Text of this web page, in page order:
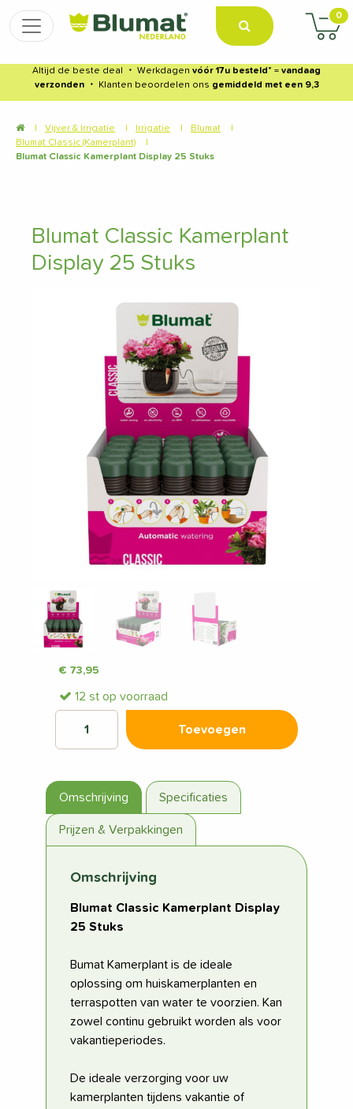
0
Altijd de beste deal ・ Werkdagen vóór 17u besteld* = vandaag
verzonden
・ Klanten beoordelen ons gemiddeld met een 9,3
Vijver & Irrigatie Irrigatie Blumat
Blumat Classic (Kamerplant)
Blumat Classic Kamerplant Display 25 Stuks
Blumat Classic Kamerplant
Display 25 Stuks
€ 73,95
12 st op voorraad
Toevoegen
Omschrijving Specificaties
Prijzen & Verpakkingen
Omschrijving
Blumat Classic Kamerplant Display
25 Stuks
Bumat Kamerplant is de ideale
oplossing om huiskamerplanten en
terraspotten van water te voorzien. Kan
zowel continu gebruikt worden als voor
vakantieperiodes.
De ideale verzorging voor uw
kamerplanten tijdens vakantie of